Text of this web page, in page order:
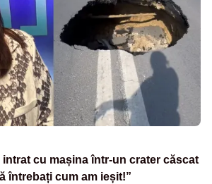
intrat cu mașina într-un crater căscat
întrebați cum am ieșit!”